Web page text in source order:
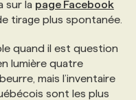
sur la page Facebook
tirage plus spontanée.
quand il est question
lumière quatre
mais l’inventaire
sont les plus